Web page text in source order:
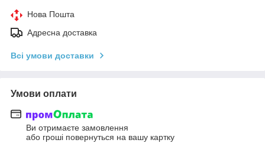
Нова Пошта
Адресна доставка
Всі умови доставки
Умови оплати
Ви отримаєте замовлення
або гроші повернуться на вашу картку